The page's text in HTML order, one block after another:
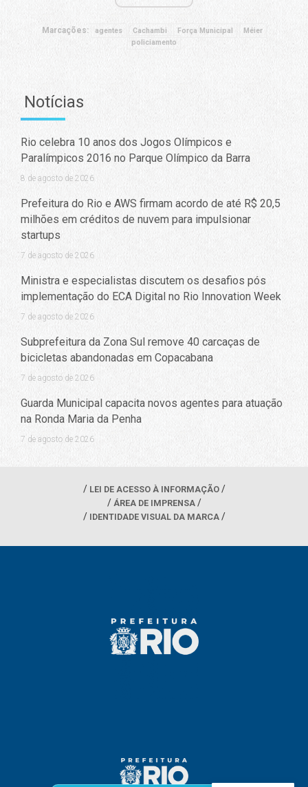
Marcações: agentes Cachambi Força Municipal
Méier
policiamento
Notícias
Rio celebra 10 anos dos Jogos Olímpicos e
Paralímpicos 2016 no Parque Olímpico da Barra
8 de agosto de 2026
Prefeitura do Rio e AWS firmam acordo de até R$ 20,5
milhões em créditos de nuvem para impulsionar
startups
7 de agosto de 2026
Ministra e especialistas discutem os desafios pós
implementação do ECA Digital no Rio Innovation Week
7 de agosto de 2026
Subprefeitura da Zona Sul remove 40 carcaças de
bicicletas abandonadas em Copacabana
7 de agosto de 2026
Guarda Municipal capacita novos agentes para atuação
na Ronda Maria da Penha
7 de agosto de 2026
LEI DE ACESSO À INFORMAÇÃO
ÁREA DE IMPRENSA
IDENTIDADE VISUAL DA MARCA